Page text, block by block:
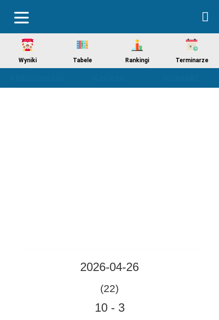
Wyniki Tabele Rankingi Terminarze
2026-04-26
(22)
10- 3